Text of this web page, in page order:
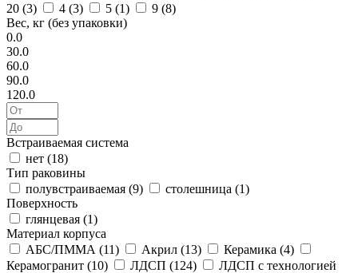
20 (3) 4 (3) 5 (1) 9 (8)
Вес, кг (без упаковки)
0.0
30.0
60.0
90.0
120.0
Встраиваемая система
нет (18)
Тип раковины
полувстраиваемая (9) столешница (1)
Поверхность
глянцевая (1)
Материал корпуса
АБС/ПММА (11) Акрил (13) Керамика (4)
Керамогранит (10) ЛДСП (124)
ЛДСП с технологией